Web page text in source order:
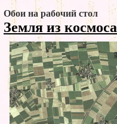
Обои на рабочий стол
Земля из